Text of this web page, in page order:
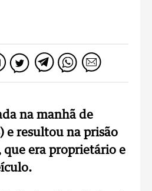
na manhã de
e resultou na prisão
que era proprietário e